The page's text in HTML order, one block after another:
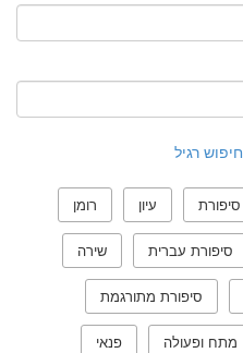
חיפוש רגיל
סיפורת עיון רומן
סיפורת עברית שירה
סיפורת מתורגמת
מתח ופעולה פנאי